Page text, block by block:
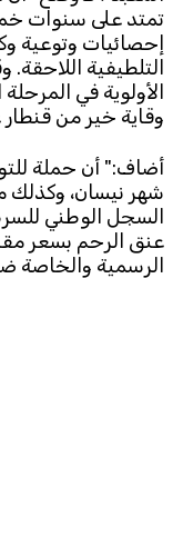
تمتد على سنوات
إحصائيات وتوعية
التلطيفية
الأولوية في
وقاية خير من قنطار
أضاف:" أن حملة
شهر نيسان، وكذلك
السجل الوطني
عنق الرحم بسعر
الرسمية والخاصة